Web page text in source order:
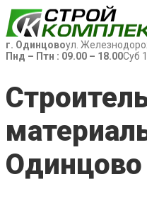
г. Одинцовоул.
Пнд – Птн : 09.00 – 18.00Суб
Одинцово